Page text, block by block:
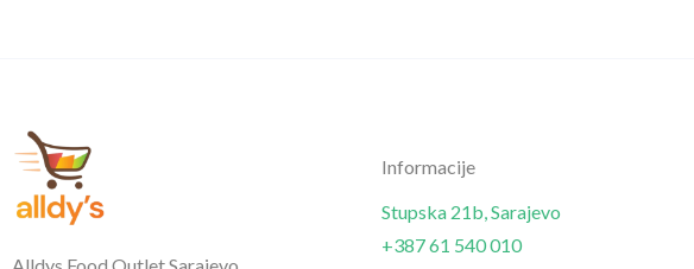
Informacije
Stupska 21b, Sarajevo
+387 61 540 010